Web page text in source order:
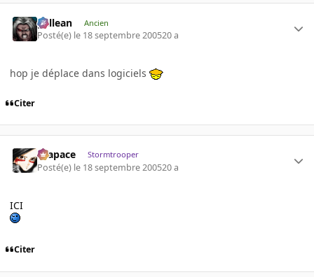
gallean Ancien
Posté(e) le 18 septembre 200520 a
hop je déplace dans logiciels
Citer
Krapace Stormtrooper
Posté(e) le 18 septembre 200520 a
ICI
Citer